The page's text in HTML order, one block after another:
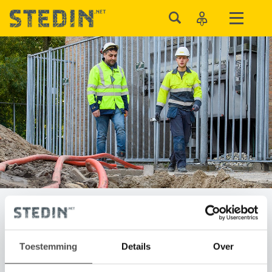
Toestemming Details Over
Congestie